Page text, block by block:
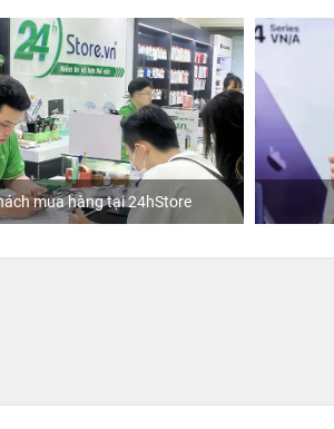
mua hàng tại 24hStore